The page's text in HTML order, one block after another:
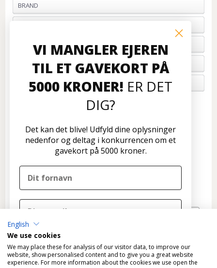
BRAND
BETALING
FORTRYD ORDRE
OM OS
Formervangen 17
2600 Glostrup
Nyhedsbrev
English
We use cookies
We may place these for analysis of our visitor data, to improve our
website, show personalised content and to give you a great website
experience. For more information about the cookies we use open the
VI MANGLER EJEREN
TIL ET GAVEKORT PÅ
5000 KRONER! ER DET
DIG?
Det kan det blive! Udfyld dine oplysninger
nedenfor og deltag i konkurrencen om et
gavekort på 5000 kroner.
DELTAG I KONKURRENCEN
Nej tak, det skal ikke være mig